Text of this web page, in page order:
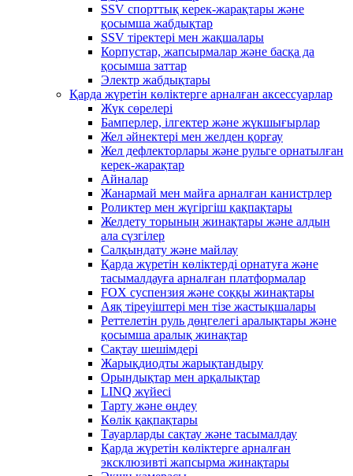
SSV спорттық керек-жарақтары және
қосымша жабдықтар
SSV тіректері мен жақшалары
Корпустар, жапсырмалар және басқа да
қосымша заттар
Электр жабдықтары
Қарда жүретін көліктерге арналған аксессуарлар
Жүк сөрелері
Бамперлер, ілгектер және жүкшығырлар
Жел әйнектері мен желден қорғау
Жел дефлекторлары және рульге орнатылған
керек-жарақтар
Айналар
Жанармай мен майға арналған канистрлер
Роликтер мен жүгіргіш қақпақтары
Желдету торының жинақтары және алдын
ала сүзгілер
Салқындату және майлау
Қарда жүретін көліктерді орнатуға және
тасымалдауға арналған платформалар
FOX суспензия және соққы жинақтары
Аяқ тіреуіштері мен тізе жастықшалары
Реттелетін руль дөңгелегі аралықтары және
қосымша аралық жинақтар
Сақтау шешімдері
Жарықдиодты жарықтандыру
Орындықтар мен арқалықтар
LINQ жүйесі
Тарту және өңдеу
Көлік қақпақтары
Тауарларды сақтау және тасымалдау
Қарда жүретін көліктерге арналған
эксклюзивті жапсырма жинақтары